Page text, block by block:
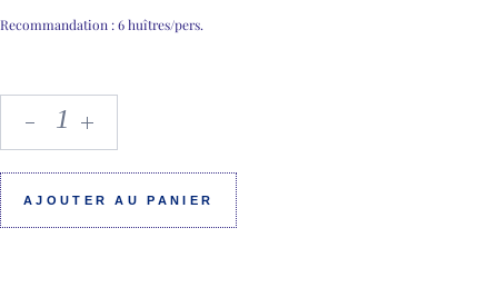
Recommandation : 6 huîtres/pers.
AJOUTER AU PANIER